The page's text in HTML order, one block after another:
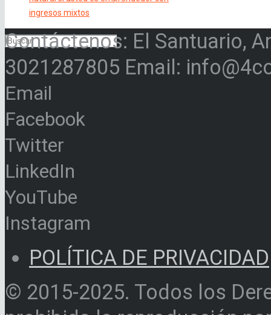
ingresos mixtos
Contáctenos: El Santuario,
3021287805 Email:
Email
Facebook
Twitter
LinkedIn
YouTube
Instagram
POLÍTICA DE PRIVACIDAD
© 2015-2025. Todos los